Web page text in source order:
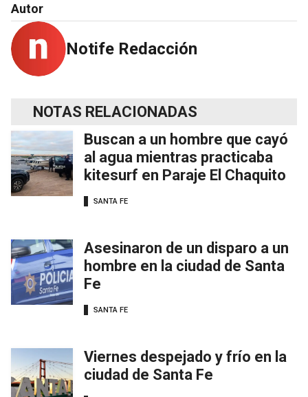
Autor
Notife Redacción
NOTAS RELACIONADAS
Buscan a un hombre que cayó
al agua mientras practicaba
kitesurf en Paraje El Chaquito
SANTA FE
Asesinaron de un disparo a un
hombre en la ciudad de Santa
Fe
SANTA FE
Viernes despejado y frío en la
ciudad de Santa Fe